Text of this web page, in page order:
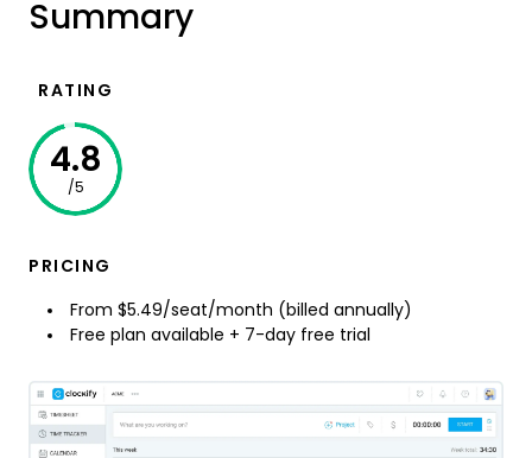
Summary
RATING
4.8
/5
PRICING
From $5.49/seat/month (billed annually)
Free plan available + 7-day free trial